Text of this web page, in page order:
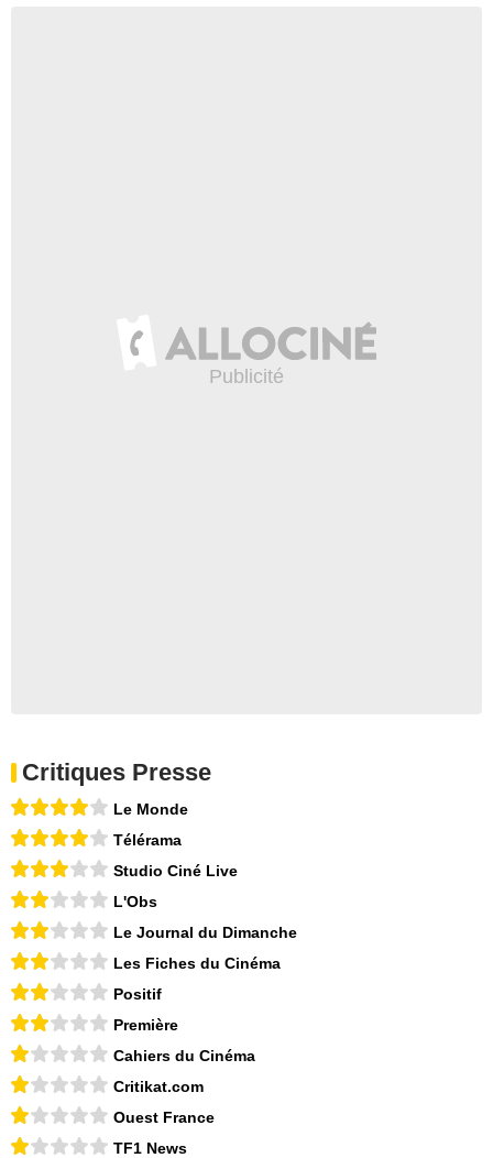
Critiques Presse
Le Monde
Télérama
Studio Ciné Live
L'Obs
Le Journal du Dimanche
Les Fiches du Cinéma
Positif
Première
Cahiers du Cinéma
Critikat.com
Ouest France
TF1 News